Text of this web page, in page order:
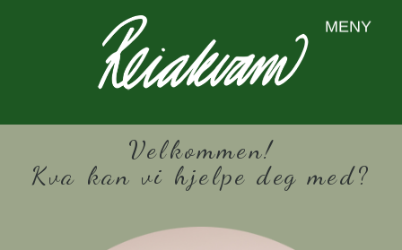
MENY
Velkommen!
Kva kan vi hjelpe deg med?